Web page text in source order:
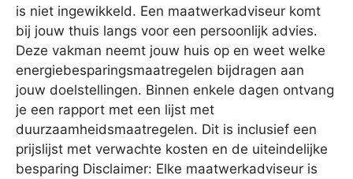
is niet ingewikkeld. Een maatwerkadviseur komt
bij jouw thuis langs voor een persoonlijk advies.
Deze vakman neemt jouw huis op en weet welke
energiebesparingsmaatregelen bijdragen aan
jouw doelstellingen. Binnen enkele dagen ontvang
je een rapport met een lijst met
duurzaamheidsmaatregelen. Dit is inclusief een
prijslijst met verwachte kosten en de uiteindelijke
besparing Disclaimer: Elke maatwerkadviseur is